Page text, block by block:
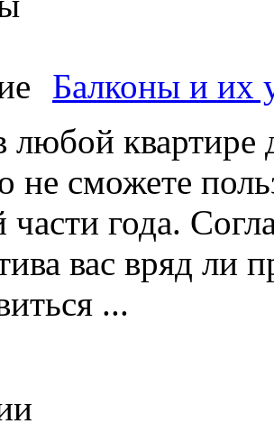
Балконы и их
любой
не сможете
года.
вас вряд ли
...